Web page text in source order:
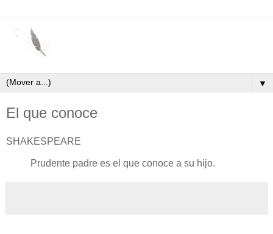
▼
El que conoce
SHAKESPEARE
Prudente padre es el que conoce a su hijo.